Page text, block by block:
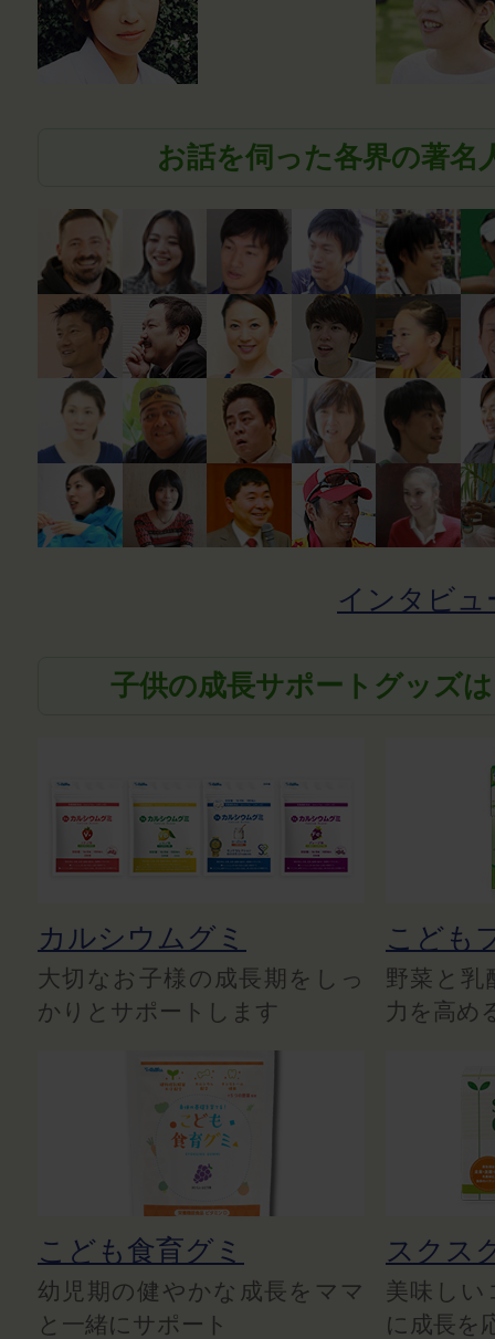
お話を伺った各界の著名
インタビュ
子供の成長サポートグッズ
カルシウムグミ
大切なお子様の成長期をしっ
かりとサポートします
こども
野菜と乳
力を高め
こども食育グミ
幼児期の健やかな成長をママ
と一緒にサポート
スクス
美味しい
に成長を